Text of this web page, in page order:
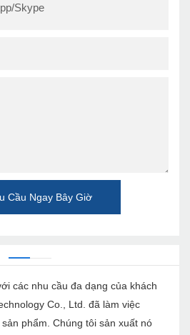
Skype
Cầu Ngay Bây Giờ
các nhu cầu đa dạng của khách
Co., Ltd. đã làm việc
phẩm. Chúng tôi sản xuất nó